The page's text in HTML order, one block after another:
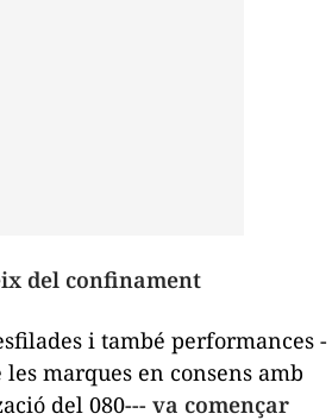
del confinament
i també performances -
marques en consens amb
del 080--- va començar